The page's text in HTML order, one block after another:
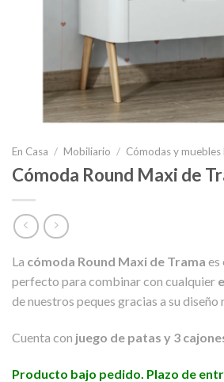
En Casa / Mobiliario / Cómodas y
Cómoda Round Maxi de
La cómoda Round Maxi de Trama es
perfecto para combinar con cualquier
de nuestros peques gracias a su
Cuenta con juego de patas y 3
Producto bajo pedido. Plazo de